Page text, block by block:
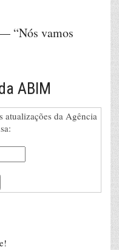
“Nós vamos
ABIM
atualizações da Agência